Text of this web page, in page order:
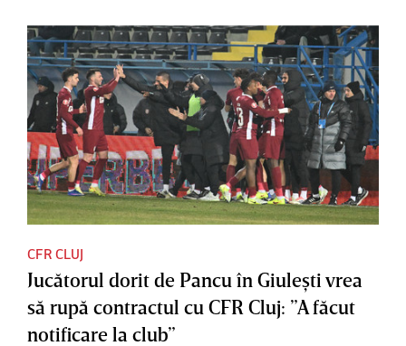
CFR CLUJ
Jucătorul dorit de Pancu în Giuleşti vrea
să rupă contractul cu CFR Cluj: ”A făcut
notificare la club”